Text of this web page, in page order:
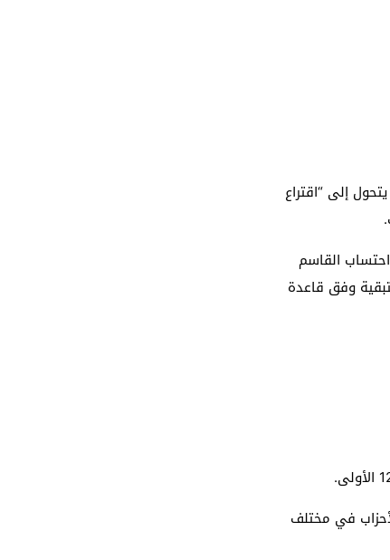
إلى “اقتراع
القاسم
وفق قاعدة
في مختلف